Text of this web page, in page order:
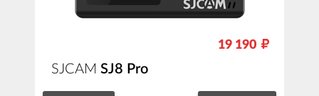
SJCAM SJ8 Pro
19 190